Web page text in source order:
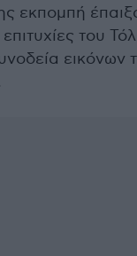
εκπομπή
του
εικόνων